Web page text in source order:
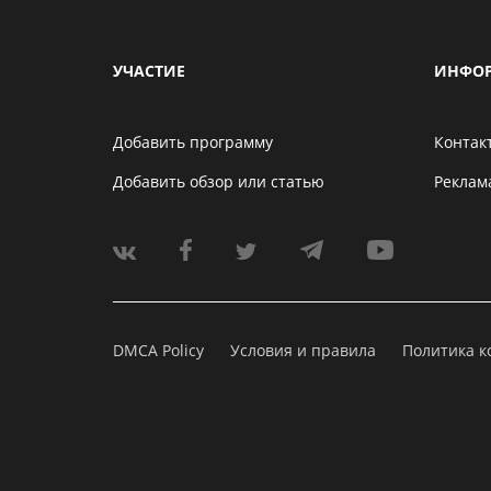
УЧАСТИЕ
Добавить программу
Добавить обзор или статью
DMCA Policy Условия и правила
Политика